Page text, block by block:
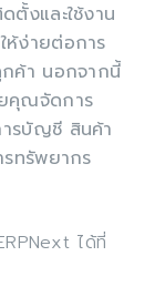
ตั้งและใช้งาน
ห้ง่ายต่อการ
กค้า นอกจากนี้
คุณจัดการ
รบัญชี สินค้า
ทรัพยากร
ได้ที่